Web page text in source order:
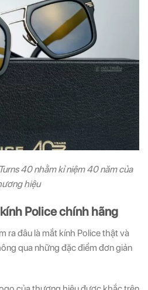
40 nhằm kỉ niệm 40 năm của
hiệu
Police chính hãng
ra đâu là mắt kính Police thật và
qua những đặc điểm đơn giản